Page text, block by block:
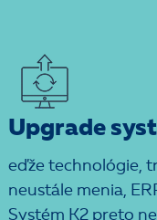
Upgrade
eďže technológie,
neustále menia,
Systém K2 preto